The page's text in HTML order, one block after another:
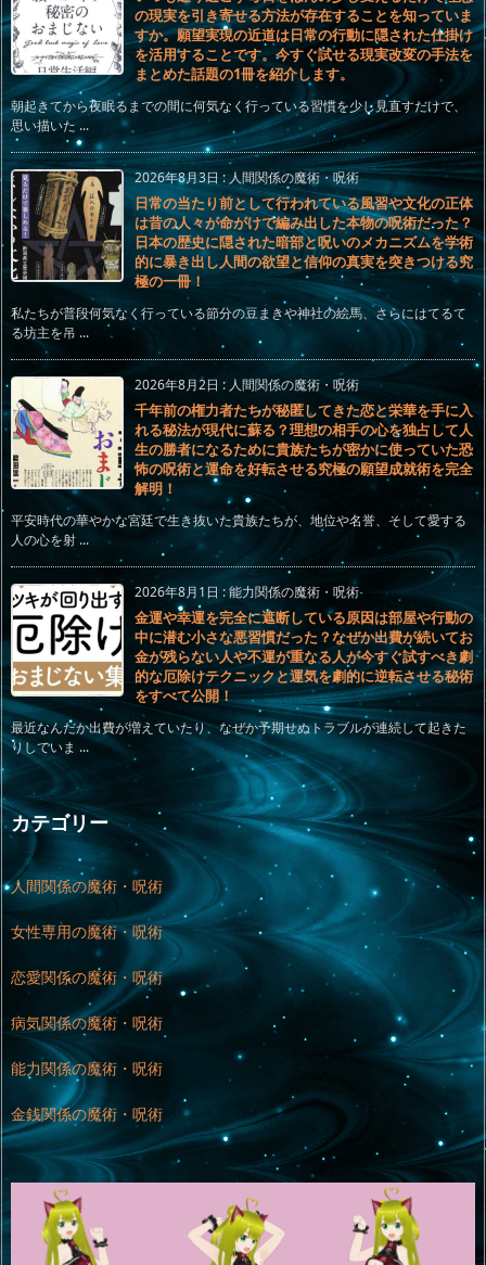
の現実を引き寄せる方法が存在することを知っていま
すか。願望実現の近道は日常の行動に隠された仕掛け
を活用することです。今すぐ試せる現実改変の手法を
まとめた話題の1冊を紹介します。
朝起きてから夜眠るまでの間に何気なく行っている習慣を少し見直すだけで、
思い描いた ...
2026年8月3日:人間関係の魔術・呪術
日常の当たり前として行われている風習や文化の正体
は昔の人々が命がけで編み出した本物の呪術だった？
日本の歴史に隠された暗部と呪いのメカニズムを学術
的に暴き出し人間の欲望と信仰の真実を突きつける究
極の一冊！
私たちが普段何気なく行っている節分の豆まきや神社の絵馬、さらにはてるて
る坊主を吊 ...
2026年8月2日 :人間関係の魔術・呪術
千年前の権力者たちが秘匿してきた恋と栄華を手に入
れる秘法が現代に蘇る？理想の相手の心を独占して人
生の勝者になるために貴族たちが密かに使っていた恐
怖の呪術と運命を好転させる究極の願望成就術を完全
解明！
平安時代の華やかな宮廷で生き抜いた貴族たちが、地位や名誉、そして愛する
人の心を射 ...
2026年8月1日 :能力関係の魔術・呪術
金運や幸運を完全に遮断している原因は部屋や行動の
中に潜む小さな悪習慣だった？なぜか出費が続いてお
金が残らない人や不運が重なる人が今すぐ試すべき劇
的な厄除けテクニックと運気を劇的に逆転させる秘術
をすべて公開！
最近なんだか出費が増えていたり、なぜか予期せぬトラブルが連続して起きた
りしていま ...
カテゴリー
人間関係の魔術・呪術
女性専用の魔術・呪術
恋愛関係の魔術・呪術
病気関係の魔術・呪術
能力関係の魔術・呪術
金銭関係の魔術・呪術